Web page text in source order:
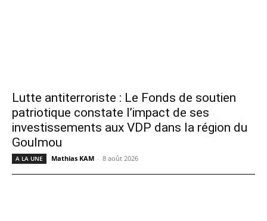
Lutte antiterroriste : Le Fonds de soutien
patriotique constate l’impact de ses
investissements aux VDP dans la région du
Goulmou
A LA UNE Mathias KAM - 8 août 2026